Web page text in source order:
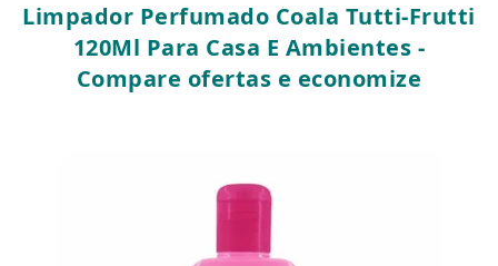
Limpador Perfumado Coala Tutti-Frutti
120Ml Para Casa E Ambientes -
Compare ofertas e economize